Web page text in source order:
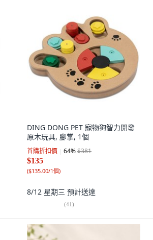
DING DONG PET 寵物狗智力開發
原木玩具, 腳掌, 1個
首購折扣價 64%$381
$135
($135.00/1個)
8/12 星期三 預計送達
(41)